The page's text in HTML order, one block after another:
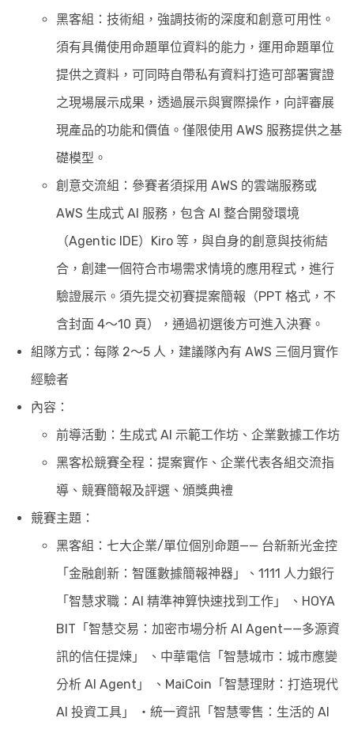
黑客組：技術組，強調技術的深度和創意可用性。
須有具備使用命題單位資料的能力，運用命題單位
提供之資料，可同時自帶私有資料打造可部署實證
之現場展示成果，透過展示與實際操作，向評審展
現產品的功能和價值。僅限使用 AWS 服務提供之基
礎模型。
創意交流組：參賽者須採用 AWS 的雲端服務或
AWS 生成式 AI 服務，包含 AI 整合開發環境
（Agentic IDE）Kiro 等，與自身的創意與技術結
合，創建一個符合市場需求情境的應用程式，進行
驗證展示。須先提交初賽提案簡報（PPT 格式，不
含封面 4～10 頁），通過初選後方可進入決賽。
組隊方式：每隊 2～5 人，建議隊內有 AWS 三個月實作
經驗者
內容：
前導活動：生成式 AI 示範工作坊、企業數據工作坊
黑客松競賽全程：提案實作、企業代表各組交流指
導、競賽簡報及評選、頒獎典禮
競賽主題：
黑客組：七大企業/單位個別命題—— 台新新光金控
「金融創新：智匯數據簡報神器」、1111 人力銀行
「智慧求職：AI 精準神算快速找到工作」 、HOYA
BIT「智慧交易：加密市場分析 AI Agent——多源資
訊的信任提煉」 、中華電信「智慧城市：城市應變
分析 AI Agent」 、MaiCoin「智慧理財：打造現代
AI 投資工具」 ・統一資訊「智慧零售：生活的 AI